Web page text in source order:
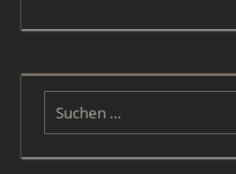
Suchen
nach: